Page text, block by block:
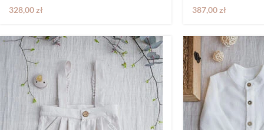
328,00zł 387,00zł